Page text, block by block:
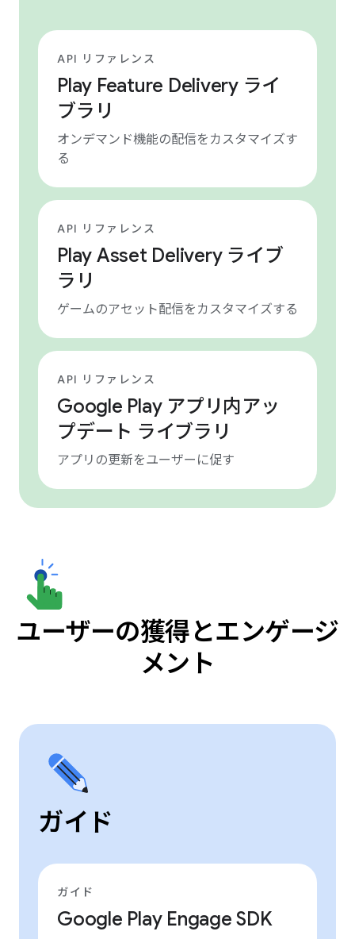
API リファレンス
Play Feature Delivery ライ
ブラリ
オンデマンド機能の配信をカスタマイズす
る
API リファレンス
Play Asset Delivery ライブ
ラリ
ゲームのアセット配信をカスタマイズする
API リファレンス
Google Play アプリ内アッ
プデート ライブラリ
アプリの更新をユーザーに促す
ユーザーの獲得とエンゲージ
メント
ガイド
ガイド
Google Play Engage SDK